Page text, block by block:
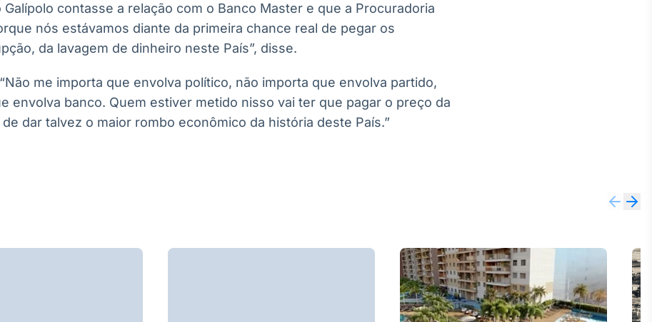
Galípolo contasse a relação com o Banco Master e que a Procuradoria
nós estávamos diante da primeira chance real de pegar os
da lavagem de dinheiro neste País”, disse.
me importa que envolva político, não importa que envolva partido,
envolva banco. Quem estiver metido nisso vai ter que pagar o preço da
dar talvez o maior rombo econômico da história deste País.”